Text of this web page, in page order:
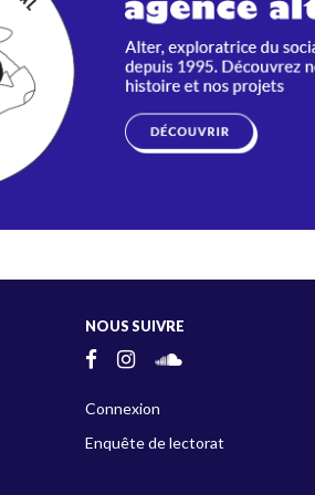
NOUS SUIVRE
Connexion
Enquête de lectorat